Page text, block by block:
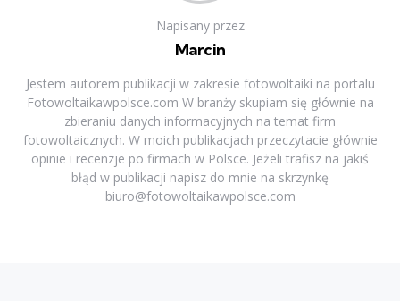
Napisany przez
Marcin
Jestem autorem publikacji w zakresie fotowoltaiki na portalu
Fotowoltaikawpolsce.com W branży skupiam się głównie na
zbieraniu danych informacyjnych na temat firm
fotowoltaicznych. W moich publikacjach przeczytacie głównie
opinie i recenzje po firmach w Polsce. Jeżeli trafisz na jakiś
błąd w publikacji napisz do mnie na skrzynkę
biuro@fotowoltaikawpolsce.com